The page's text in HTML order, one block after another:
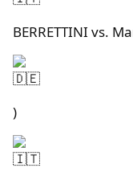
BERRETTINI vs.
)